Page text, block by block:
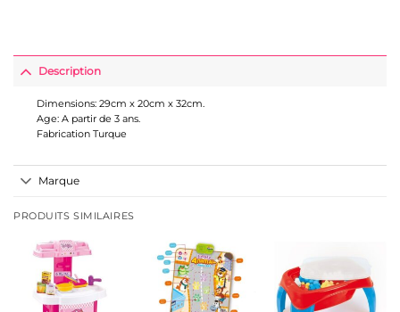
Description
Dimensions: 29cm x 20cm x 32cm.
Age: A partir de 3 ans.
Fabrication Turque
Marque
PRODUITS SIMILAIRES